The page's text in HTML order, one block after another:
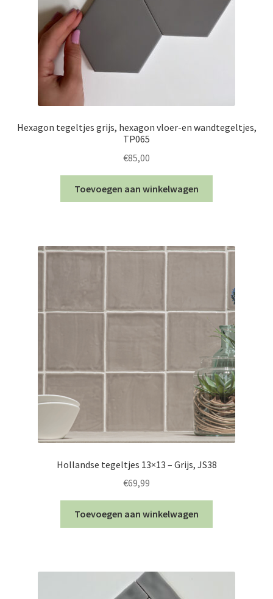
Hexagon tegeltjes grijs, hexagon vloer-en wandtegeltjes,
TP065
€85,00
Toevoegen aan winkelwagen
Hollandse tegeltjes 13×13 – Grijs, JS38
€69,99
Toevoegen aan winkelwagen